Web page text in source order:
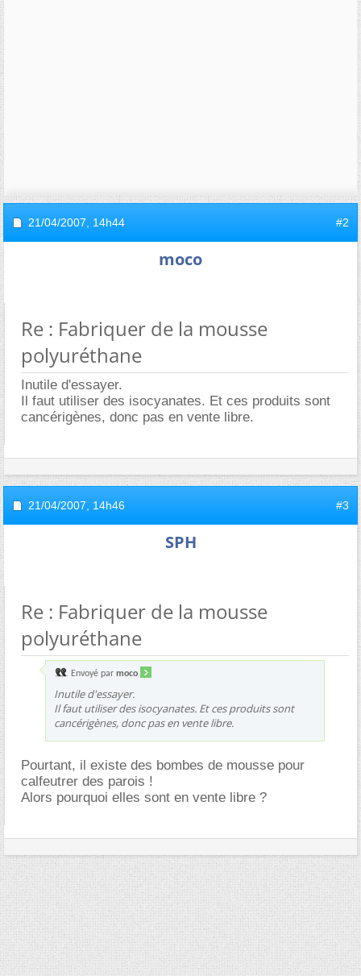
21/04/2007, 14h44 #2
moco
Re : Fabriquer de la mousse
polyuréthane
Inutile d'essayer.
Il faut utiliser des isocyanates. Et ces produits sont
cancérigènes, donc pas en vente libre.
21/04/2007, 14h46 #3
SPH
Re : Fabriquer de la mousse
polyuréthane
Envoyé par moco
Inutile d'essayer.
Il faut utiliser des isocyanates. Et ces produits sont
cancérigènes, donc pas en vente libre.
Pourtant, il existe des bombes de mousse pour
calfeutrer des parois !
Alors pourquoi elles sont en vente libre ?